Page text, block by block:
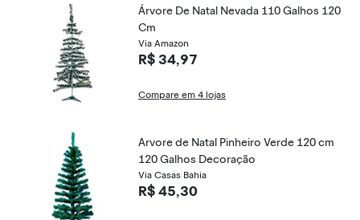
Árvore De Natal Nevada 110 Galhos 120
Cm
Via Amazon
R$ 34,97
Compare em 4 lojas
Arvore de Natal Pinheiro Verde 120 cm
120 Galhos Decoração
Via Casas Bahia
R$ 45,30